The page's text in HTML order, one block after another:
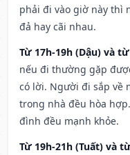
phải đi vào giờ này thì
đả hay cãi nhau.
Từ 17h-19h (Dậu) và
nếu đi thường gặp
có lời. Người đi sắp về
trong nhà đều hòa
đình đều mạnh khỏe.
Từ 19h-21h (Tuất) và